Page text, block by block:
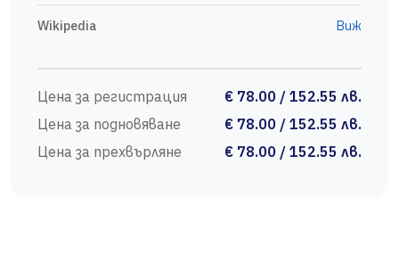
Wikipedia Виж
Цена за регистрация
€ 78.00 / 152.55 лв.
Цена за подновяване
€ 78.00 / 152.55 лв.
Цена за прехвърляне
€ 78.00 / 152.55 лв.